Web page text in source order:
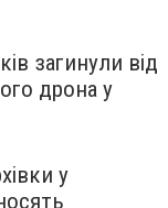
загинули від
дрона у
у